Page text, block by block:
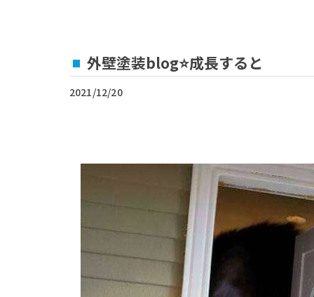
外壁塗装blog⭐成長すると
2021/12/20